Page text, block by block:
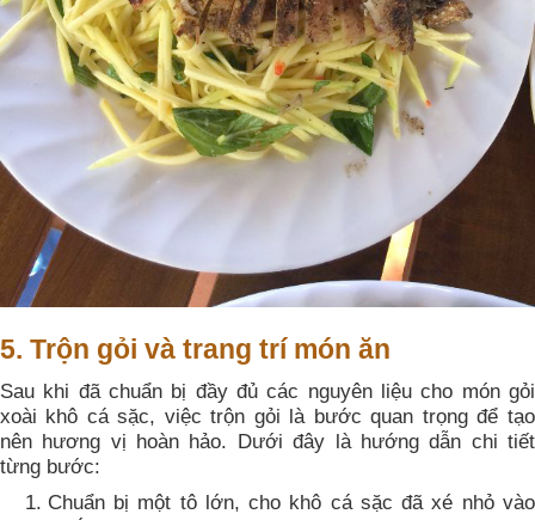
5. Trộn gỏi và trang trí món ăn
Sau khi đã chuẩn bị đầy đủ các nguyên liệu cho món gỏi
xoài khô cá sặc, việc trộn gỏi là bước quan trọng để tạo
nên hương vị hoàn hảo. Dưới đây là hướng dẫn chi tiết
từng bước:
Chuẩn bị một tô lớn, cho khô cá sặc đã xé nhỏ vào